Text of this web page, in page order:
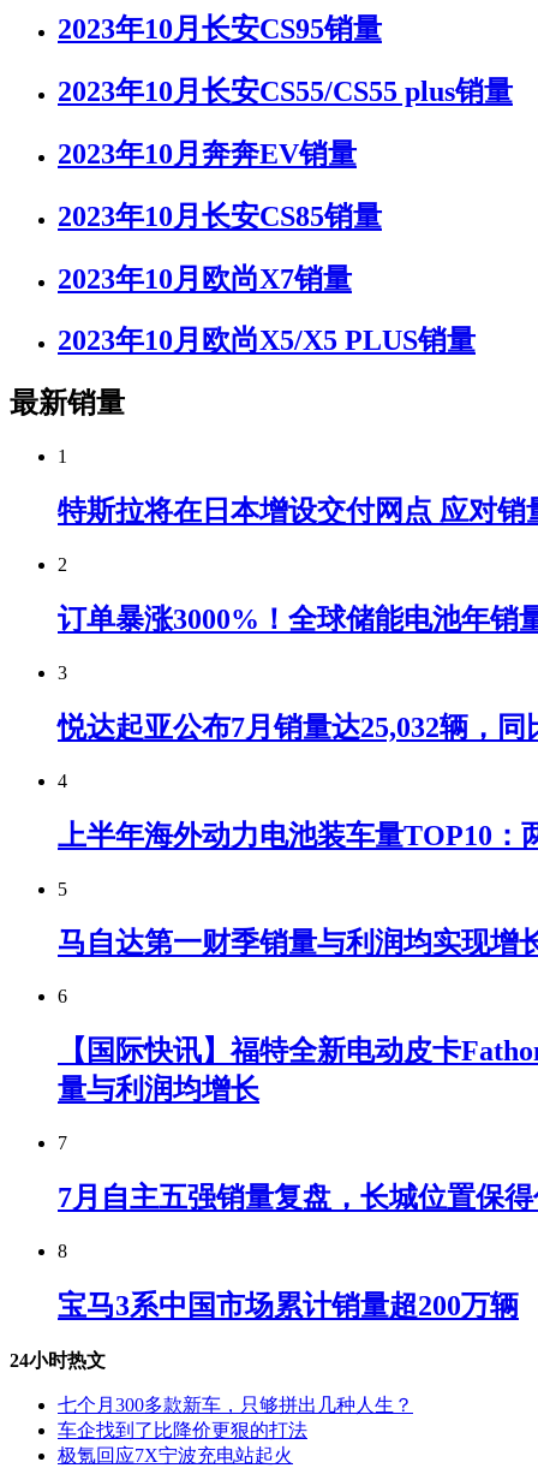
2023年10月长安CS95销量
2023年10月长安CS55/CS55 plus销量
2023年10月奔奔EV销量
2023年10月长安CS85销量
2023年10月欧尚X7销量
2023年10月欧尚X5/X5 PLUS销量
最新销量
1
特斯拉将在日本增设交付网点 应对销
2
订单暴涨3000%！全球储能电池年销
3
悦达起亚公布7月销量达25,032辆，同
4
上半年海外动力电池装车量TOP10：
5
马自达第一财季销量与利润均实现增
6
【国际快讯】福特全新电动皮卡
量与利润均增长
7
7月自主五强销量复盘，长城位置保
8
宝马3系中国市场累计销量超200万辆
24小时热文
七个月300多款新车，只够拼出几种人生？
车企找到了比降价更狠的打法
极氪回应7X宁波充电站起火